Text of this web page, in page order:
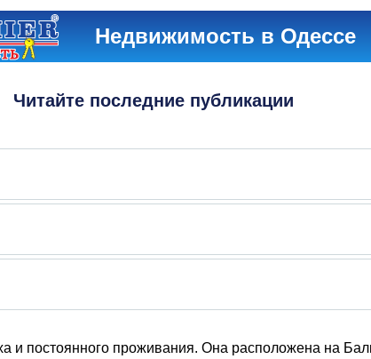
Недвижимость в Одессе
Читайте последние публикации
и постоянного проживания. Она расположена на